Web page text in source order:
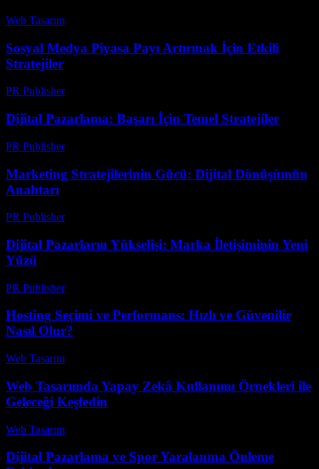
Web Tasarım
Sosyal Medya Piyasa Payı Artırmak İçin Etkili
Stratejiler
PR Publisher-
Dijital Pazarlama: Başarı İçin Temel Stratejiler
PR Publisher-
Marketing Stratejilerinin Gücü: Dijital Dönüşümün
Anahtarı
PR Publisher-
Dijital Pazarların Yükselişi: Marka İletişiminin Yeni
Yüzü
PR Publisher-
Hosting Seçimi ve Performans: Hızlı ve Güvenilir
Nasıl Olur?
Web Tasarım
Web Tasarımda Yapay Zekâ Kullanımı Örnekleri ile
Geleceği Keşfedin
Web Tasarım
Dijital Pazarlama ve Spor Yaralanma Önleme